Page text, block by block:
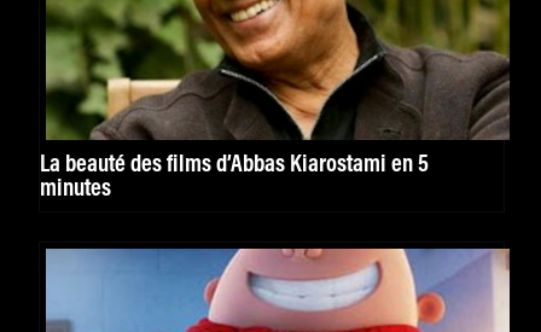
La beauté des films d’Abbas Kiarostami en 5
minutes